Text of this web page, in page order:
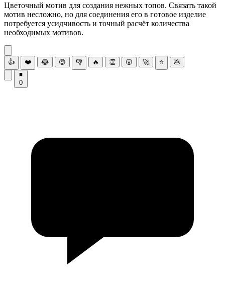
Цветочный мотив для создания нежных топов. Связать такой
мотив несложно, но для соединения его в готовое изделие
потребуется усидчивость и точный расчёт количества
необходимых мотивов.
👍 ❤️ 😂 😍 👎 🔥 👏 😮 🚀 ⭐ 💩
0